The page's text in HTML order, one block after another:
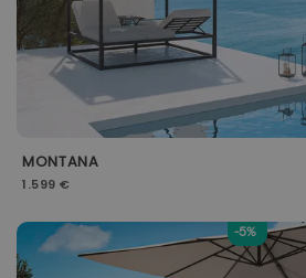
MONTANA
1.599 €
-5%